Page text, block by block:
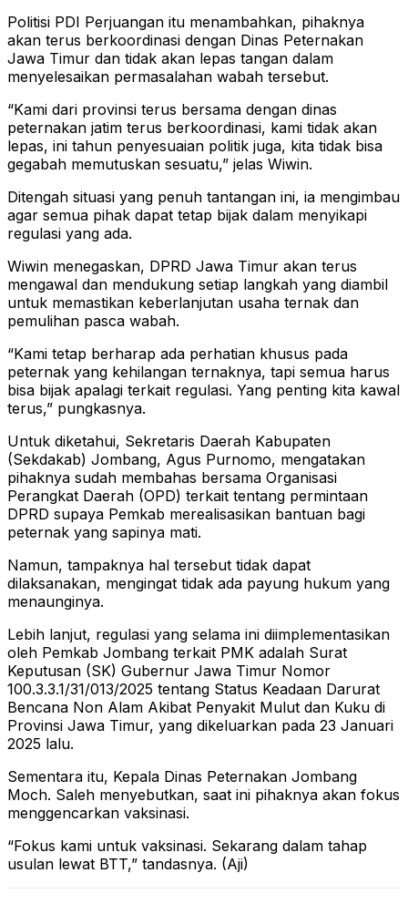
Politisi PDI Perjuangan itu menambahkan, pihaknya
akan terus berkoordinasi dengan Dinas Peternakan
Jawa Timur dan tidak akan lepas tangan dalam
menyelesaikan permasalahan wabah tersebut.
“Kami dari provinsi terus bersama dengan dinas
peternakan jatim terus berkoordinasi, kami tidak akan
lepas, ini tahun penyesuaian politik juga, kita tidak bisa
gegabah memutuskan sesuatu,” jelas Wiwin.
Ditengah situasi yang penuh tantangan ini, ia mengimbau
agar semua pihak dapat tetap bijak dalam menyikapi
regulasi yang ada.
Wiwin menegaskan, DPRD Jawa Timur akan terus
mengawal dan mendukung setiap langkah yang diambil
untuk memastikan keberlanjutan usaha ternak dan
pemulihan pasca wabah.
“Kami tetap berharap ada perhatian khusus pada
peternak yang kehilangan ternaknya, tapi semua harus
bisa bijak apalagi terkait regulasi. Yang penting kita kawal
terus,” pungkasnya.
Untuk diketahui, Sekretaris Daerah Kabupaten
(Sekdakab) Jombang, Agus Purnomo, mengatakan
pihaknya sudah membahas bersama Organisasi
Perangkat Daerah (OPD) terkait tentang permintaan
DPRD supaya Pemkab merealisasikan bantuan bagi
peternak yang sapinya mati.
Namun, tampaknya hal tersebut tidak dapat
dilaksanakan, mengingat tidak ada payung hukum yang
menaunginya.
Lebih lanjut, regulasi yang selama ini diimplementasikan
oleh Pemkab Jombang terkait PMK adalah Surat
Keputusan (SK) Gubernur Jawa Timur Nomor
100.3.3.1/31/013/2025 tentang Status Keadaan Darurat
Bencana Non Alam Akibat Penyakit Mulut dan Kuku di
Provinsi Jawa Timur, yang dikeluarkan pada 23 Januari
2025 lalu.
Sementara itu, Kepala Dinas Peternakan Jombang
Moch. Saleh menyebutkan, saat ini pihaknya akan fokus
menggencarkan vaksinasi.
“Fokus kami untuk vaksinasi. Sekarang dalam tahap
usulan lewat BTT,” tandasnya. (Aji)